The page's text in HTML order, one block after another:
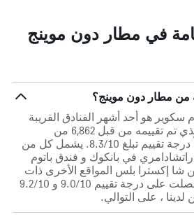
في مطار دون موينج
من مطار دون موينج؟
سكوير هو أحد أشهر الفنادق القريبة
من مطار دون موينج والذي تم تقييمه من قبل 6,862 من
المستخدمين ولديه حالياً درجة تقييم تبلغ 8.3/10. يشمل كل من
في بانكوك و فندق باتوم
إكسترا بلس المواقع الأخرى ذات
التصنيف الأعلى والتي حصلت على درجة تقييم 9.0/10 و 9.2/10
، على التوالي.